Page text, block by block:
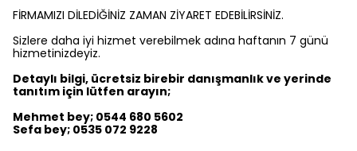
FİRMAMIZI DİLEDİĞİNİZ ZAMAN ZİYARET EDEBİLİRSİNİZ.
Sizlere daha iyi hizmet verebilmek adına haftanın 7 günü
hizmetinizdeyiz.
Detaylı bilgi, ücretsiz birebir danışmanlık ve yerinde
tanıtım için lütfen arayın;
Mehmet bey; 0544 680 5602
Sefa bey; 0535 072 9228